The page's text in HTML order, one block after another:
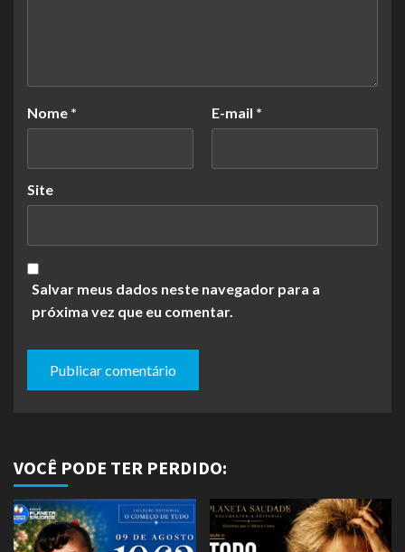
Nome * E-mail *
Site
Salvar meus dados neste navegador para a
próxima vez que eu comentar.
VOCÊ PODE TER PERDIDO: